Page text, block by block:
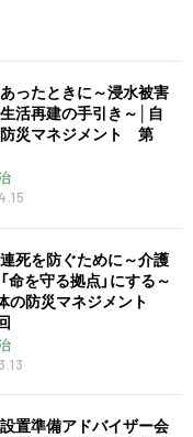
ったときに～浸水被害
活再建の手引き～│自
災マネジメント 第
死を防ぐために～介護
命を守る拠点」にする～
の防災マネジメント
置準備アドバイザー会